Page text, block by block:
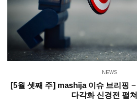
NEWS
[5월 셋째 주] mashija 이슈 브리핑 –
다각화 신경전 펼